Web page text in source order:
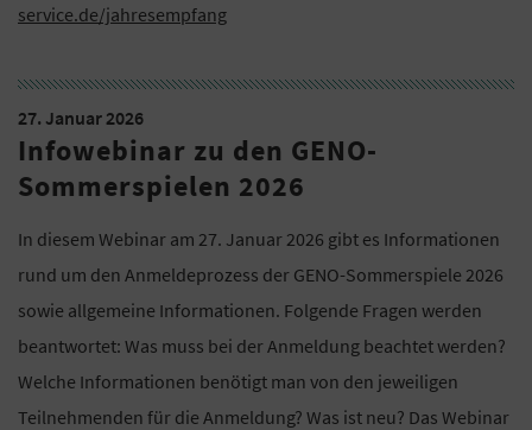
service.de/jahresempfang
27. Januar 2026
Infowebinar zu den GENO-
Sommerspielen 2026
In diesem Webinar am 27. Januar 2026 gibt es Informationen
rund um den Anmeldeprozess der GENO-Sommerspiele 2026
sowie allgemeine Informationen. Folgende Fragen werden
beantwortet: Was muss bei der Anmeldung beachtet werden?
Welche Informationen benötigt man von den jeweiligen
Teilnehmenden für die Anmeldung? Was ist neu? Das Webinar